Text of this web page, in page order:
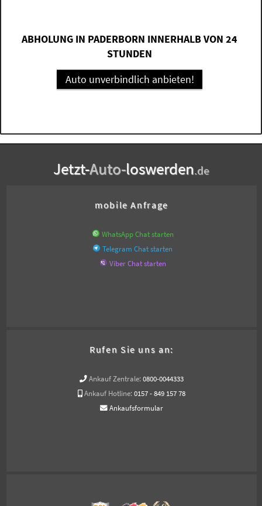
ABHOLUNG IN PADERBORN INNERHALB VON 24
STUNDEN
Auto unverbindlich anbieten!
Jetzt-Auto-loswerden.de
mobile Anfrage
WhatsApp Chat starten
Telegram Chat starten
Viber Chat starten
Rufen Sie uns an:
Ankauf Zentrale: 0800-0044333
Ankauf Hotline: 0157 - 849 157 78
Ankaufsformular